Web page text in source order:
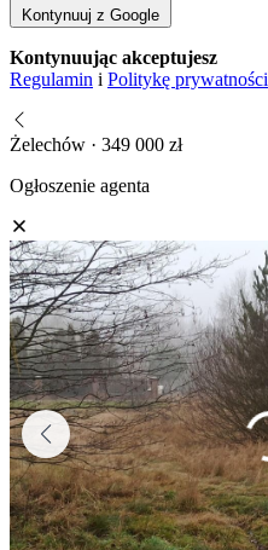
Kontynuuj z Google
Kontynuując akceptujesz
Regulamin i Politykę prywatności
Żelechów · 349 000 zł
Ogłoszenie agenta